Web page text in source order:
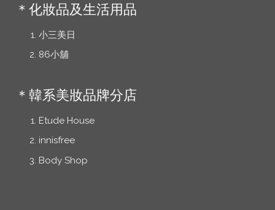
＊化妝品及生活用品
小三美日
86小舖
＊韓系美妝品牌分店
Etude House
innisfree
Body Shop